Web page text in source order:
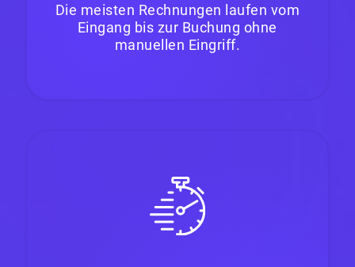
Die meisten Rechnungen laufen vom
Eingang bis zur Buchung ohne
manuellen Eingriff.